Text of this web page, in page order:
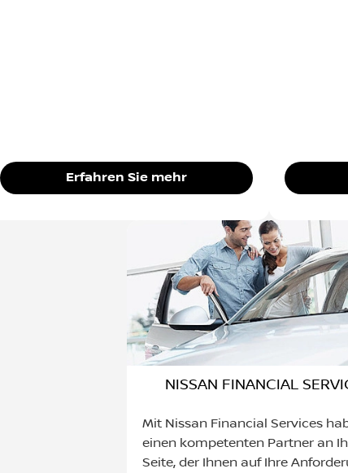
Erfahren Sie mehr
NISSAN FINANCIAL
Mit Nissan Financial Services
einen kompetenten Partner an
Seite, der Ihnen auf Ihre